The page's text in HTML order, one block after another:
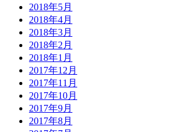
2018年5月
2018年4月
2018年3月
2018年2月
2018年1月
2017年12月
2017年11月
2017年10月
2017年9月
2017年8月